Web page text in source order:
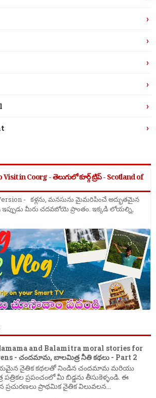
›
›
›
›
›
›
in Coorg - తెలుగులో కూర్గ్ ట్రిప్ - Scotland of
- కళ్లను, మనసును మైమరిపించే అద్భుతమైన
ఇప్పుడు మీరు చదవబోయె ప్రాంతం. ఇక్కడి లోయల్ని,
and Balamitra moral stories for
- చందమామ, బాలమిత్ర నీతి కథలు - Part 2
నైతిక కథలతో నిండిన చందమామ మరియు
ప్రపంచంలో మీ బిడ్డను తీసుకెళ్ళండి. ఈ
ప్రాథమిక నైతిక విలువలన...